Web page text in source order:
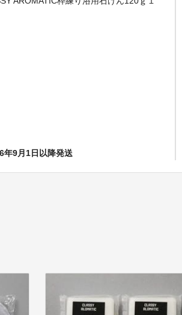
年9月1日以降発送